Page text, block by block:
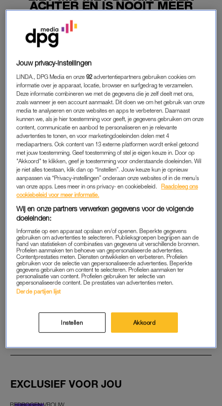
ACHTER EN IS NOOIT MEER
TERUGGEKOMEN'
10-05-2026
LEES VERDER MET
PREMIUM
Krijg onbeperkt toegang tot alle
artikelen
Lees LINDA.magazine online
Geniet van te gekke winacties en
lekkere puzzels
Maandelijks opzegbaar
START GRATIS MAAND
Daarna €5,95 per maand
Al abonnee? Log in
GOED ARTIKEL? DELEN MAAR.
EXCLUSIEF VOOR JOU
Jouw privacy-instellingen
LINDA., DPG Media en onze92 advertentiepartners gebruiken cookies om
informatie over je apparaat, locatie, browser en surfgedrag te verzamelen.
Deze informatie combineren we met de gegevens die je zelf deelt met ons,
zoals wanneer je een account aanmaakt. Dit doen we om het gebruik van onze
media te analyseren en onze websites en apps te verbeteren. Daarnaast
kunnen we, als je hier toestemming voor geeft, je gegevens gebruiken om onze
content, communicatie en aanbod te personaliseren en je relevante
advertenties te tonen, en voor marketingdoeleinden delen met 4
mediapartners. Ook content van 13 externe platformen wordt enkel getoond
met jouw toestemming. Geef toestemming of stel je eigen keuze in. Door op
"Akkoord" te klikken, geef je toestemming voor onderstaande doeleinden. Wil
je niet alles toestaan, klik dan op “Instellen”. Jouw keuze kun je opnieuw
aanpassen via “Privacy-instellingen” onderaan onze websites of in de menu’s
van onze apps. Lees meer in ons privacy- en cookiebeleid.
Raadpleeg ons
cookiebeleid voor meer informatie.
Wij en onze partners verwerken gegevens voor de volgende
doeleinden:
Informatie op een apparaat opslaan en/of openen. Beperkte gegevens
gebruiken om advertenties te selecteren. Publieksgroepen begrijpen aan de
hand van statistieken of combinaties van gegevens uit verschillende bronnen.
Profielen aanmaken ten behoeve van gepersonaliseerde advertenties.
Contentprestaties meten. Diensten ontwikkelen en verbeteren. Profielen
gebruiken voor de selectie van gepersonaliseerde advertenties. Beperkte
gegevens gebruiken om content te selecteren. Profielen aanmaken ter
personalisatie van content. Profielen gebruiken ter selectie van
gepersonaliseerde content. De prestaties van advertenties meten.
Derde partijen lijst
Instellen Akkoord